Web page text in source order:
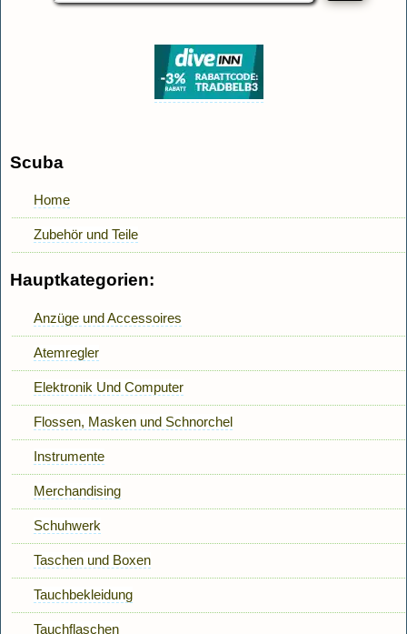
Scuba
Home
Zubehör und Teile
Hauptkategorien:
Anzüge und Accessoires
Atemregler
Elektronik Und Computer
Flossen, Masken und Schnorchel
Instrumente
Merchandising
Schuhwerk
Taschen und Boxen
Tauchbekleidung
Tauchflaschen